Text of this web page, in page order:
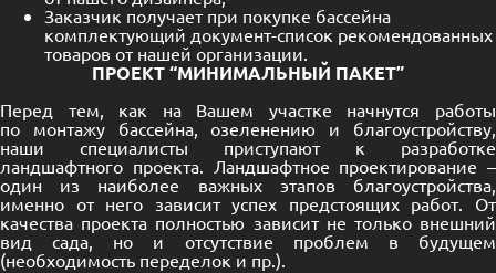
Заказчик получает при покупке бассейна
комплектующий документ-список рекомендованных
товаров от нашей организации.
ПРОЕКТ “МИНИМАЛЬНЫЙ ПАКЕТ”
Перед тем, как на Вашем участке начнутся работы
по монтажу бассейна, озеленению и благоустройству,
наши специалисты приступают к разработке
ландшафтного проекта. Ландшафтное проектирование –
один из наиболее важных этапов благоустройства,
именно от него зависит успех предстоящих работ. От
качества проекта полностью зависит не только внешний
вид сада, но и отсутствие проблем в будущем
(необходимость переделок и пр.).